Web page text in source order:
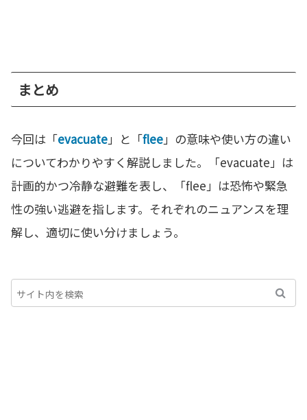
まとめ
今回は「evacuate」と「flee」の意味や使い方の違い
についてわかりやすく解説しました。「evacuate」は
計画的かつ冷静な避難を表し、「flee」は恐怖や緊急
性の強い逃避を指します。それぞれのニュアンスを理
解し、適切に使い分けましょう。